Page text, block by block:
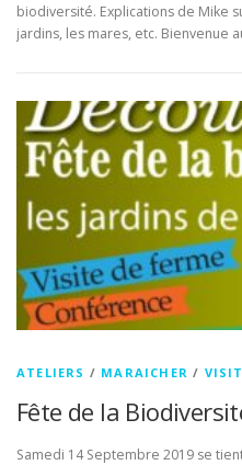
biodiversité. Explications de Mike
jardins, les mares, etc. Bienvenue
ATELIERS / MARAICHER /
Fête de la
Samedi 14 Septembre 2019 se